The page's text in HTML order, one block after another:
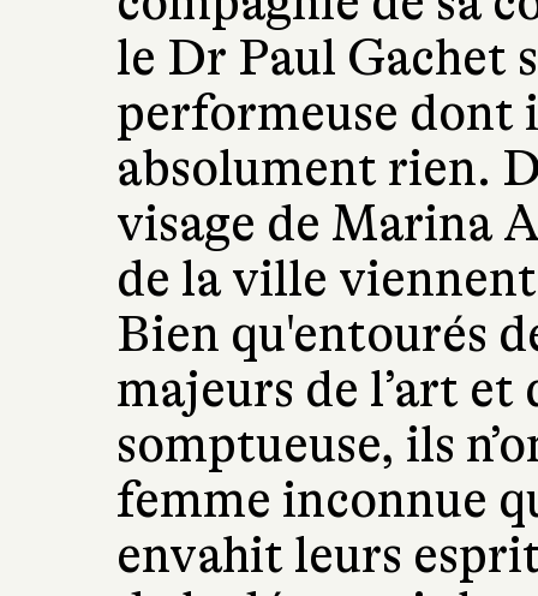
le Dr Paul Gachet
performeuse dont
absolument rien.
visage de Marina
de la ville
Bien qu'entourés
majeurs de l’art et
somptueuse, ils
femme inconnue
envahit leurs